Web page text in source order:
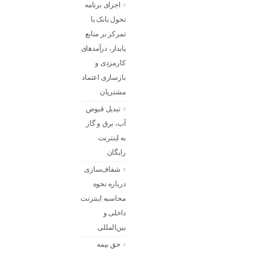
اجرای برنامه
تحول بانک با
تمرکز بر منابع
پایدار، درآمدهای
کارمزدی و
بازسازی اعتماد
مشتریان
تبدیل قبوض
آب، برق و گاز
به اینترنت
رایگان
شفاف‌سازی
درباره نحوه
محاسبه اینترنت
داخلی و
بین‌المللی
حق بیمه